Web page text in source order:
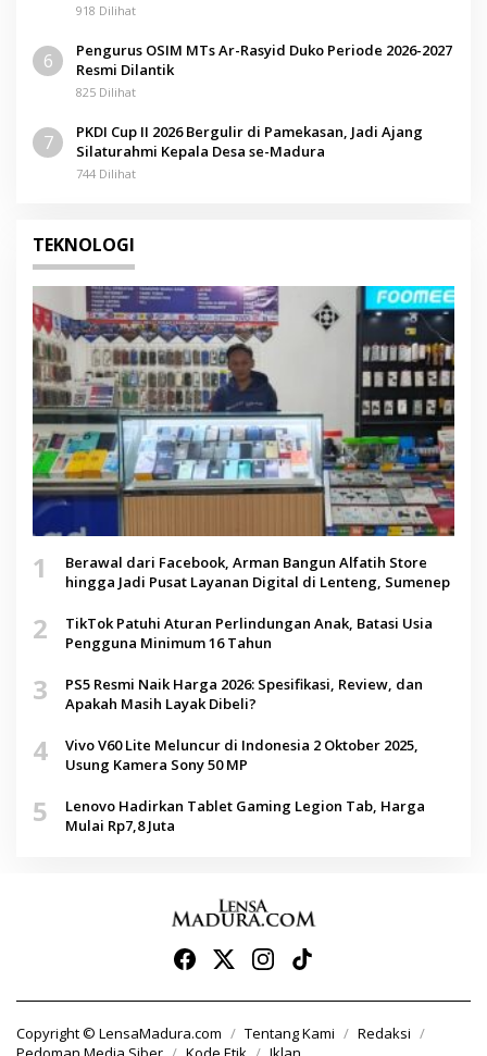
918 Dilihat
6
Pengurus OSIM MTs Ar-Rasyid Duko Periode 2026-2027
Resmi Dilantik
825 Dilihat
7
PKDI Cup II 2026 Bergulir di Pamekasan, Jadi Ajang
Silaturahmi Kepala Desa se-Madura
744 Dilihat
TEKNOLOGI
1
Berawal dari Facebook, Arman Bangun Alfatih Store
hingga Jadi Pusat Layanan Digital di Lenteng, Sumenep
2
TikTok Patuhi Aturan Perlindungan Anak, Batasi Usia
Pengguna Minimum 16 Tahun
3
PS5 Resmi Naik Harga 2026: Spesifikasi, Review, dan
Apakah Masih Layak Dibeli?
4
Vivo V60 Lite Meluncur di Indonesia 2 Oktober 2025,
Usung Kamera Sony 50 MP
5
Lenovo Hadirkan Tablet Gaming Legion Tab, Harga
Mulai Rp7,8 Juta
Copyright © LensaMadura.com Tentang Kami
Redaksi